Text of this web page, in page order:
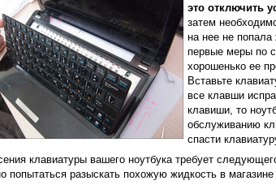
это отключить
затем
на нее не попала
первые меры по
хорошенько ее
Вставьте
все клавши
клавиши, то
обслуживанию
спасти
клавиатуры вашего ноутбука требует
попытаться разыскать похожую жидкость в магазине